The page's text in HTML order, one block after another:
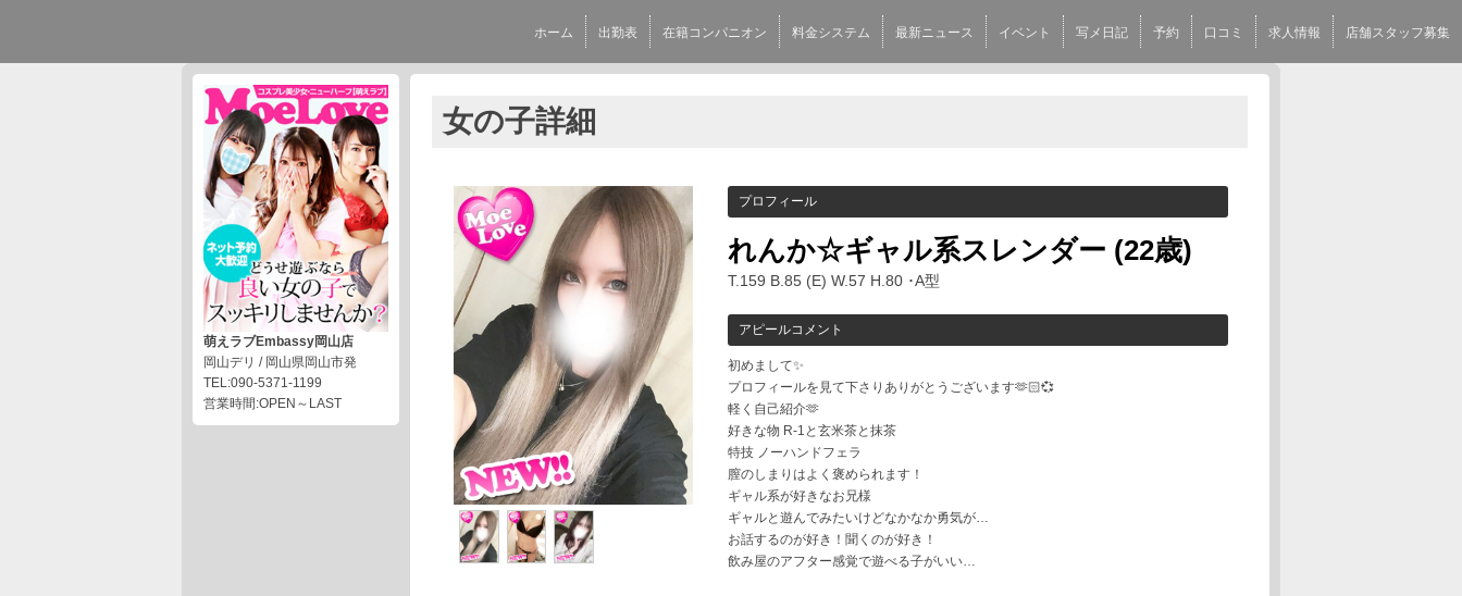
ホーム 出勤表 在籍コンパニオン 料金システム 最新ニュース イベント 写メ日記 予約 口コミ 求人情報 店舗スタッフ募集
萌えラブEmbassy岡山店
岡山デリ / 岡山県岡山市発
TEL:090-5371-1199
営業時間:OPEN～LAST
女の子詳細
プロフィール
れんか☆ギャル系スレンダー (22歳)
T.159 B.85 (E) W.57 H.80 ･A型
アピールコメント
初めまして✨
プロフィールを見て下さりありがとうございます‪🫶🏻️💞
軽く自己紹介🫶
好きな物 R-1と玄米茶と抹茶
特技 ノーハンドフェラ
膣のしまりはよく褒められます！
ギャル系が好きなお兄様
ギャルと遊んでみたいけどなかなか勇気が…
お話するのが好き！聞くのが好き！
飲み屋のアフター感覚で遊べる子がいい…